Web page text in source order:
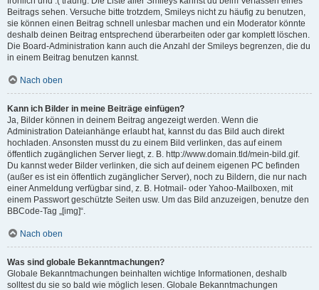
Beitrags sehen. Versuche bitte trotzdem, Smileys nicht zu häufig zu benutzen,
sie können einen Beitrag schnell unlesbar machen und ein Moderator könnte
deshalb deinen Beitrag entsprechend überarbeiten oder gar komplett löschen.
Die Board-Administration kann auch die Anzahl der Smileys begrenzen, die du
in einem Beitrag benutzen kannst.
Nach oben
Kann ich Bilder in meine Beiträge einfügen?
Ja, Bilder können in deinem Beitrag angezeigt werden. Wenn die
Administration Dateianhänge erlaubt hat, kannst du das Bild auch direkt
hochladen. Ansonsten musst du zu einem Bild verlinken, das auf einem
öffentlich zugänglichen Server liegt, z. B. http://www.domain.tld/mein-bild.gif.
Du kannst weder Bilder verlinken, die sich auf deinem eigenen PC befinden
(außer es ist ein öffentlich zugänglicher Server), noch zu Bildern, die nur nach
einer Anmeldung verfügbar sind, z. B. Hotmail- oder Yahoo-Mailboxen, mit
einem Passwort geschützte Seiten usw. Um das Bild anzuzeigen, benutze den
BBCode-Tag „[img]“.
Nach oben
Was sind globale Bekanntmachungen?
Globale Bekanntmachungen beinhalten wichtige Informationen, deshalb
solltest du sie so bald wie möglich lesen. Globale Bekanntmachungen